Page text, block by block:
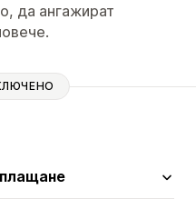
да ангажират